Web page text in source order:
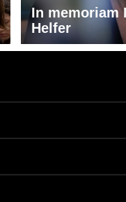
In memoriam
Helfer